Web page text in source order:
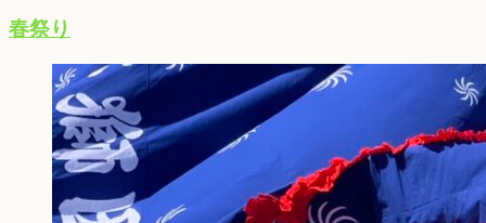
春祭り